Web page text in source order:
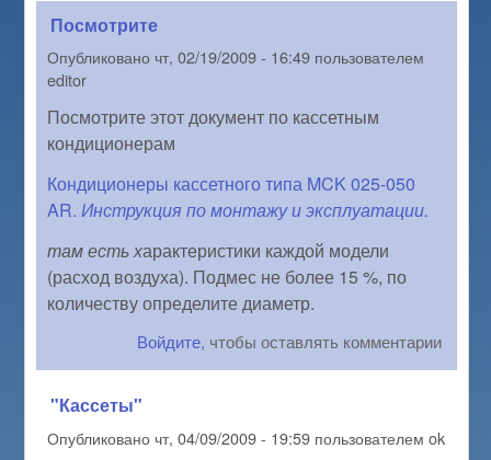
Посмотрите
Опубликованочт, 02/19/2009 - 16:49 пользователем
editor
Посмотрите этот документ по кассетным
кондиционерам
Кондиционеры кассетного типа MCK 025-050
AR.Инструкция по монтажу и эксплуатации.
там есть характеристики каждой модели
(расход воздуха). Подмес не более 15 %, по
количеству определите диаметр.
Войдите, чтобы оставлять комментарии
"Кассеты"
Опубликованочт, 04/09/2009 - 19:59 пользователемok